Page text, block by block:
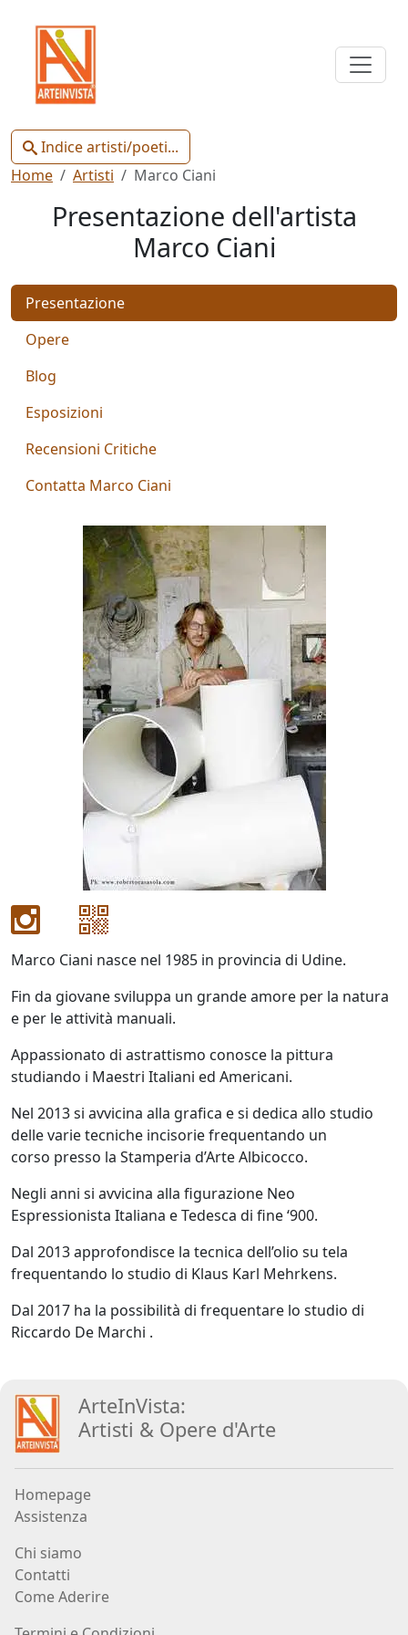
Indice artisti/poeti...
Indice
Artisti
Poeti
Artisti
Poeti
Aiolo
AJ
(Federico
Ajello)
Paolo
Avanzi
Andrés
Avré
Elisabetta
Bacci
Antonio
Bardino
Mattia
Barone
Maria
Basile
Giuliana
Bellini
Franco
Beraldo
Augusto
Bianchet
Boesso
Ivana
Bomben
Walter
Bortolossi
Home Artisti Marco Ciani
Presentazione dell'artista
Marco Ciani
Presentazione
Opere
Blog
Esposizioni
Recensioni Critiche
Contatta Marco Ciani
Marco Ciani nasce nel 1985 in provincia di Udine.
Fin da giovane sviluppa un grande amore per la natura
e per le attività manuali.
Appassionato di astrattismo conosce la pittura
studiando i Maestri Italiani ed Americani.
Nel 2013 si avvicina alla grafica e si dedica allo studio
delle varie tecniche incisorie frequentando un
corso presso la Stamperia d’Arte Albicocco.
Negli anni si avvicina alla figurazione Neo
Espressionista Italiana e Tedesca di fine ‘900.
Dal 2013 approfondisce la tecnica dell’olio su tela
frequentando lo studio di Klaus Karl Mehrkens.
Dal 2017 ha la possibilità di frequentare lo studio di
Riccardo De Marchi .
ArteInVista:
Artisti & Opere d'Arte
Homepage
Assistenza
Chi siamo
Contatti
Come Aderire